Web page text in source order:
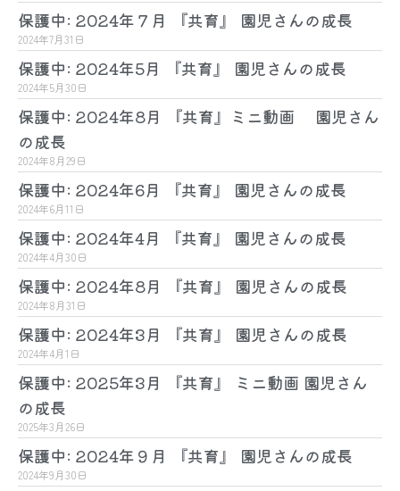
保護中: 2024年７月 『共育』 園児さんの成長
2024年7月31日
保護中: 2024年5月 『共育』 園児さんの成長
2024年5月30日
保護中: 2024年8月 『共育』ミニ動画 園児さん
の成長
2024年8月29日
保護中: 2024年6月 『共育』 園児さんの成長
2024年6月11日
保護中: 2024年4月 『共育』 園児さんの成長
2024年4月30日
保護中: 2024年8月 『共育』 園児さんの成長
2024年8月31日
保護中: 2024年3月 『共育』 園児さんの成長
2024年4月1日
保護中: 2025年3月 『共育』 ミニ動画 園児さん
の成長
2025年3月26日
保護中: 2024年９月 『共育』 園児さんの成長
2024年9月30日